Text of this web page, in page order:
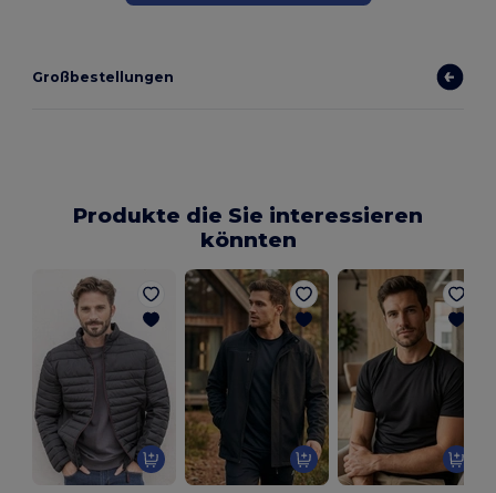
Großbestellungen
Produkte die Sie interessieren
könnten